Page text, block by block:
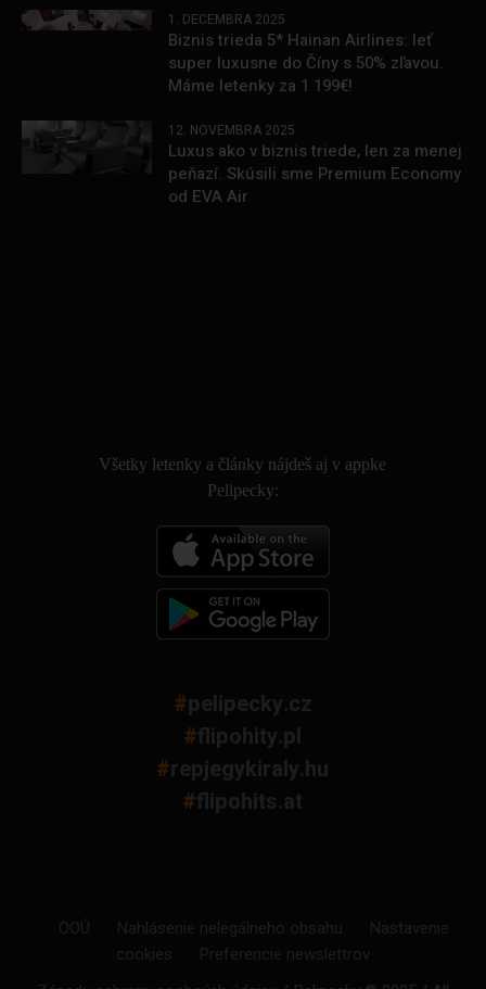
1. DECEMBRA 2025
Biznis trieda 5* Hainan Airlines: leť
super luxusne do Číny s 50% zľavou.
Máme letenky za 1 199€!
12. NOVEMBRA 2025
Luxus ako v biznis triede, len za menej
peňazí. Skúsili sme Premium Economy
od EVA Air
Všetky letenky a články nájdeš aj v appke
Pelipecky:
#pelipecky.cz
#flipohity.pl
#repjegykiraly.hu
#flipohits.at
OOÚ Nahlásenie nelegálneho obsahu
Nastavenie
cookies
Preferencie newslettrov